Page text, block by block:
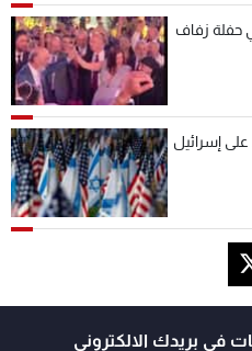
حفلة زفاف
على إسرائيل
في بريدك الالكتروني